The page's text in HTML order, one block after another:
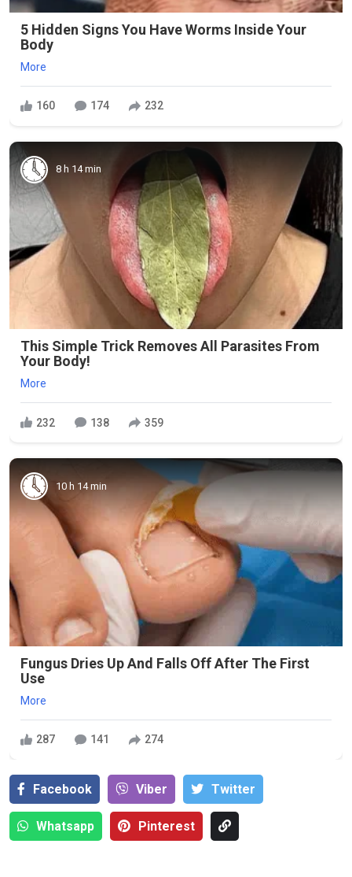
5 Hidden Signs You Have Worms Inside Your
Body
More
160 174 232
8 h 14 min
This Simple Trick Removes All Parasites From
Your Body!
More
232 138 359
10 h 14 min
Fungus Dries Up And Falls Off After The First
Use
More
287 141 274
Facebook Viber Тwitter
Whatsapp Pinterest